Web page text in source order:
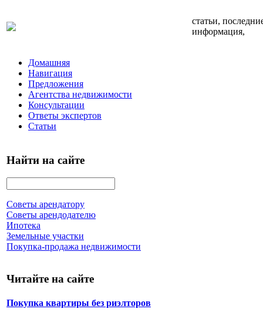
статьи,
информация,
Домашняя
Навигация
Предложения
Агентства недвижимости
Консультации
Ответы экспертов
Статьи
Найти на сайте
Советы арендатору
Советы арендодателю
Ипотека
Земельные участки
Покупка-продажа недвижимости
Читайте на сайте
Покупка квартиры без риэлторов